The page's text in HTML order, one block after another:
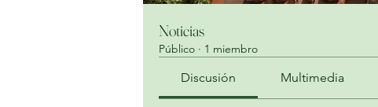
Noticias
Público · 1 miembro
Discusión Multimedia